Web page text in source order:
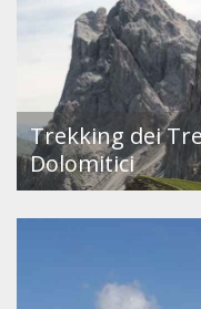
Trekking dei
Dolomitici